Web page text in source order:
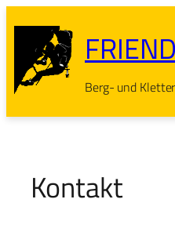
springen
Berg- und
Kontakt